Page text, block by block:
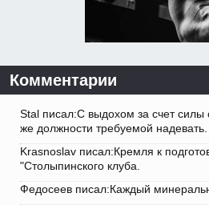
Комментарии
Stal писал:С выдохом за счет силы
же должности требуемой надевать.
Krasnoslav писал:Кремля к
"Столыпинского клуба.
Федосеев писал:Каждый